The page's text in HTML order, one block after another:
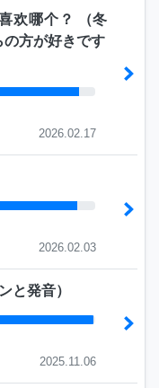
欢哪个？ （冬
の方が好きです
2026.02.17
2026.02.03
と発音）
2025.11.06